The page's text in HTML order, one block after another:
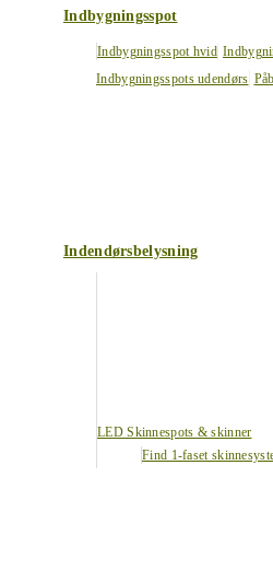
Indbygningsspot
Indbygningsspot hvid
Indbygningsspots udendørs
Indendørsbelysning
LED Skinnespots & skinner
Find 1-faset